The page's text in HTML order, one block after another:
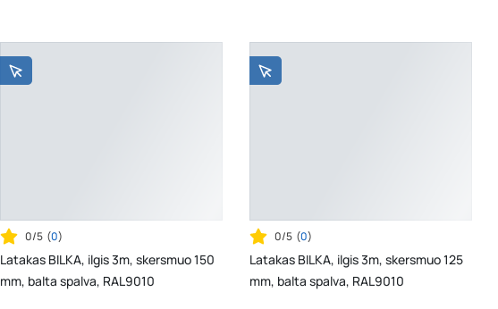
0/5 (0)
Latakas BILKA, ilgis 3m, skersmuo 150
mm, balta spalva, RAL9010
0/5 (0)
Latakas BILKA, ilgis 3m, skersmuo 125
mm, balta spalva, RAL9010